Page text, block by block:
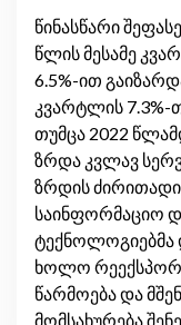
წინასწარი
წლის მესამე
6.5%-ით
კვარტლის 7.3%-
თუმცა 2022
ზრდა კვლავ
ზრდის ძირითადი
საინფორმაციო
ტექნოლოგიებმა
ხოლო
წარმოება და
მომსახურება